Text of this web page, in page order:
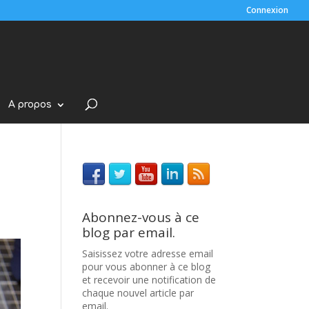
Connexion
A propos
Abonnez-vous à ce
blog par email.
Saisissez votre adresse email
pour vous abonner à ce blog
et recevoir une notification de
chaque nouvel article par
email.